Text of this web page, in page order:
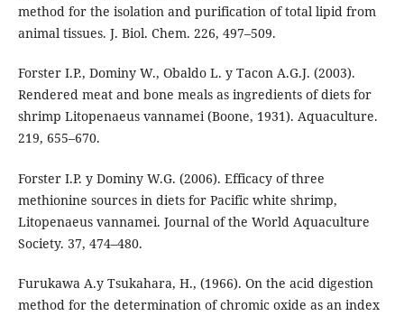
method for the isolation and purification of total lipid from
animal tissues. J. Biol. Chem. 226, 497–509.
Forster I.P., Dominy W., Obaldo L. y Tacon A.G.J. (2003).
Rendered meat and bone meals as ingredients of diets for
shrimp Litopenaeus vannamei (Boone, 1931). Aquaculture.
219, 655–670.
Forster I.P. y Dominy W.G. (2006). Efficacy of three
methionine sources in diets for Pacific white shrimp,
Litopenaeus vannamei. Journal of the World Aquaculture
Society. 37, 474–480.
Furukawa A.y Tsukahara, H., (1966). On the acid digestion
method for the determination of chromic oxide as an index